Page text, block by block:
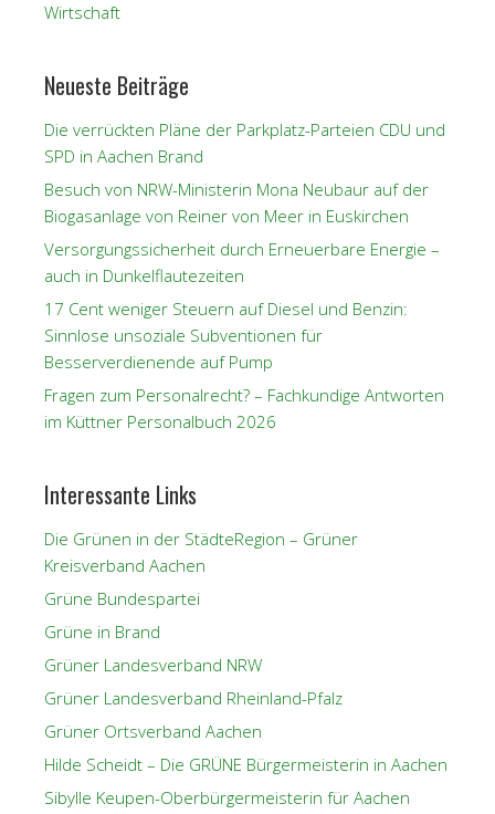
Wirtschaft
Neueste Beiträge
Die verrückten Pläne der Parkplatz-Parteien CDU und
SPD in Aachen Brand
Besuch von NRW-Ministerin Mona Neubaur auf der
Biogasanlage von Reiner von Meer in Euskirchen
Versorgungssicherheit durch Erneuerbare Energie –
auch in Dunkelflautezeiten
17 Cent weniger Steuern auf Diesel und Benzin:
Sinnlose unsoziale Subventionen für
Besserverdienende auf Pump
Fragen zum Personalrecht? – Fachkundige Antworten
im Küttner Personalbuch 2026
Interessante Links
Die Grünen in der StädteRegion – Grüner
Kreisverband Aachen
Grüne Bundespartei
Grüne in Brand
Grüner Landesverband NRW
Grüner Landesverband Rheinland-Pfalz
Grüner Ortsverband Aachen
Hilde Scheidt – Die GRÜNE Bürgermeisterin in Aachen
Sibylle Keupen-Oberbürgermeisterin für Aachen